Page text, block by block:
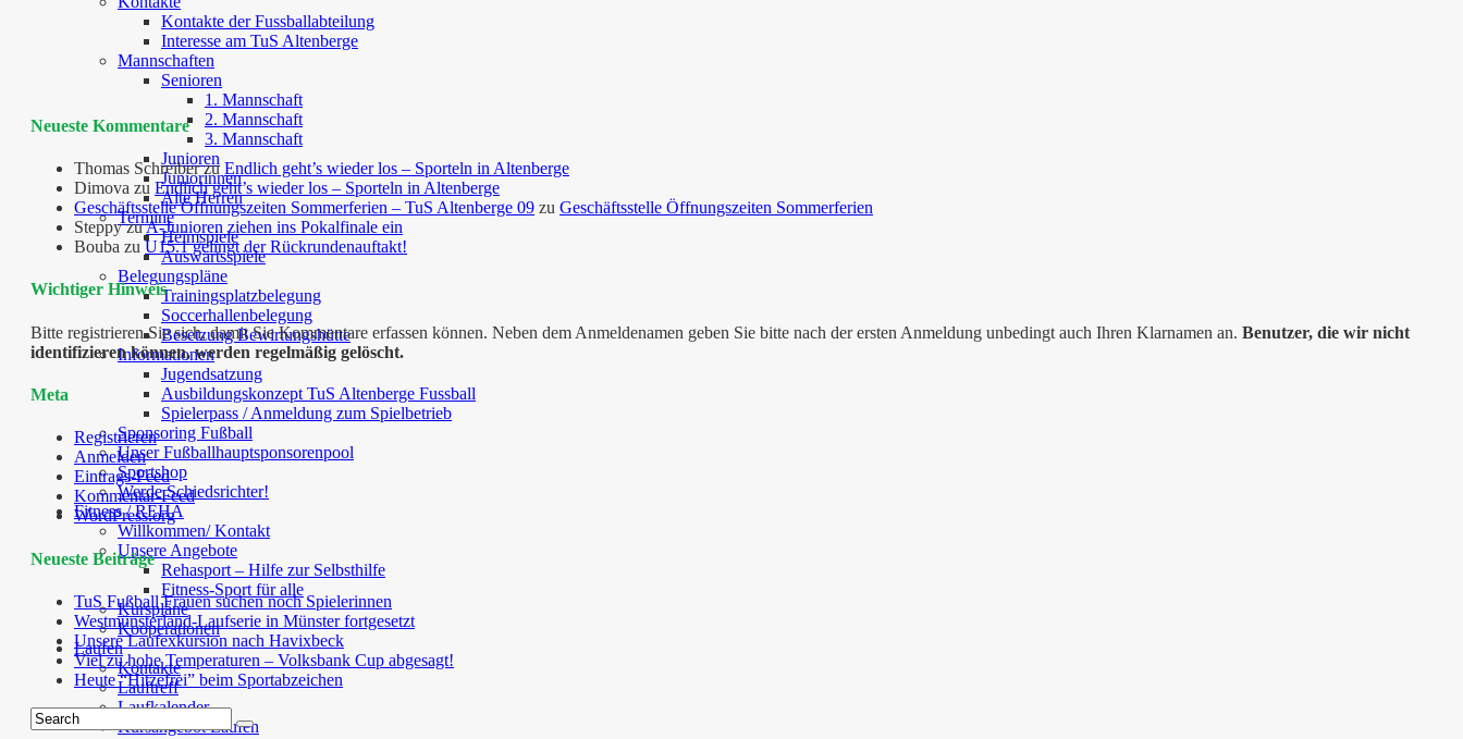
Kontakte der Fussballabteilung
Interesse am TuS Altenberge
Mannschaften
Senioren
1. Mannschaft
2. Mannschaft
3. Mannschaft
Junioren
Juniorinnen
Alte Herren
Termine
Heimspiele
Auswärtsspiele
Belegungspläne
Trainingsplatzbelegung
Soccerhallenbelegung
Besetzung Bewirtungshütte
Informationen
Jugendsatzung
Ausbildungskonzept TuS Altenberge Fussball
Spielerpass / Anmeldung zum Spielbetrieb
Sponsoring Fußball
Unser Fußballhauptsponsorenpool
Sportshop
Werde Schiedsrichter!
Fitness / REHA
Willkommen/ Kontakt
Unsere Angebote
Rehasport – Hilfe zur Selbsthilfe
Fitness-Sport für alle
Kurspläne
Kooperationen
Laufen
Kontakte
Lauftreff
Laufkalender
Kursangebot Laufen
Neueste Kommentare
Thomas Schreiberzu Endlich geht’s wieder los – Sporteln in Altenberge
Dimova zu Endlich geht’s wieder los – Sporteln in Altenberge
Geschäftsstelle Öffnungszeiten Sommerferien – TuS Altenberge 09 zu Geschäftsstelle Öffnungszeiten Sommerferien
SteppyzuA-Junioren ziehen ins Pokalfinale ein
Bouba zuU15.1 gelingt der Rückrundenauftakt!
Wichtiger Hinweis
Bitte registrieren Sie sich, damit Sie Kommentare erfassen können. Neben dem Anmeldenamen geben Sie bitte nach der ersten Anmeldung unbedingt auch Ihren Klarnamen an. Benutzer, die wir nicht
identifizieren können, werden regelmäßig gelöscht.
Meta
Registrieren
Anmelden
Eintrags-Feed
Kommentar-Feed
WordPress.org
Neueste Beiträge
TuS Fußball Frauen suchen noch Spielerinnen
Westmünsterland-Laufserie in Münster fortgesetzt
Unsere Laufexkursion nach Havixbeck
Viel zu hohe Temperaturen – Volksbank Cup abgesagt!
Heute “Hitzefrei” beim Sportabzeichen